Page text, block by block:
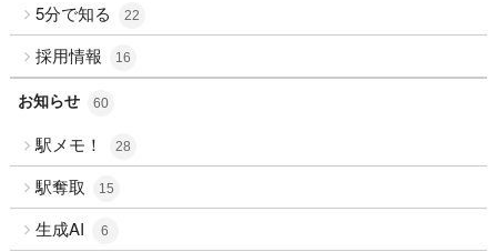
5分で知る 22
採用情報 16
お知らせ 60
駅メモ！ 28
駅奪取 15
生成AI 6